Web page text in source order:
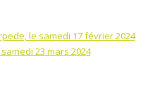
le samedi 17 février 2024
23 mars 2024